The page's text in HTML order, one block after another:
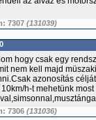
7307 (131039)
hogy csak egy
nem kell majd
azonosítás
10km/h-t mehetünk
7306 (131036)